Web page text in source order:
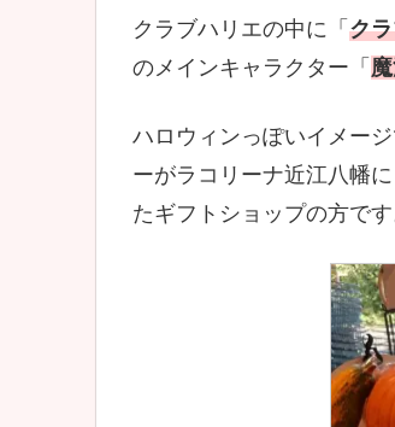
クラブハリエの中に「 ク
のメインキャラクター「
ハロウィンっぽいイメー
ーがラコリーナ近江八幡
たギフトショップの方です